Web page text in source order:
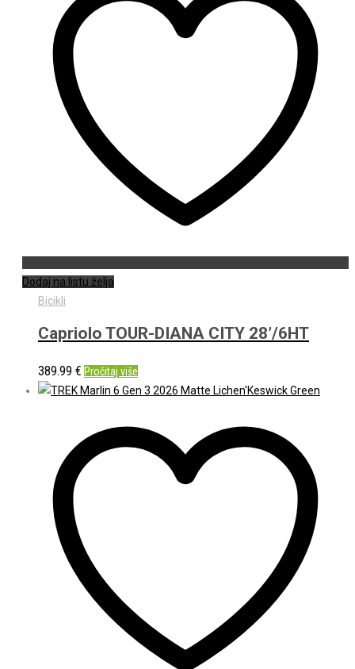
Dodaj na listu želja
Bicikli
Capriolo TOUR-DIANA CITY 28’/6HT
389.99 € Pročitaj više